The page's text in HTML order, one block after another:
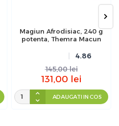
Magiun Afrodisiac, 240 g
potenta, Themra Macun
4.86
145,00 lei
131,00 lei
ADAUGATI IN COS